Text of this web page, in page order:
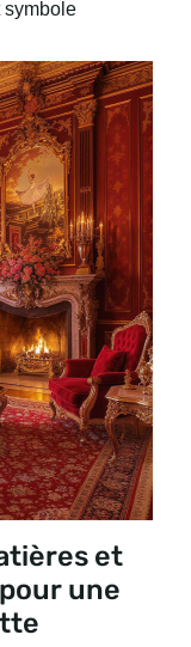
symbole
et
une